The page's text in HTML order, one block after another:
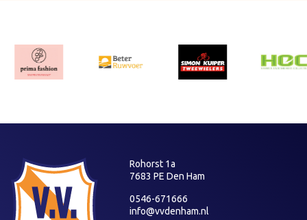
Rohorst 1a
7683 PE Den Ham
0546-671666
info@vvdenham.nl